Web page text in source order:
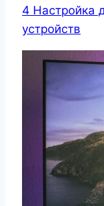
4 Настройка
устройств